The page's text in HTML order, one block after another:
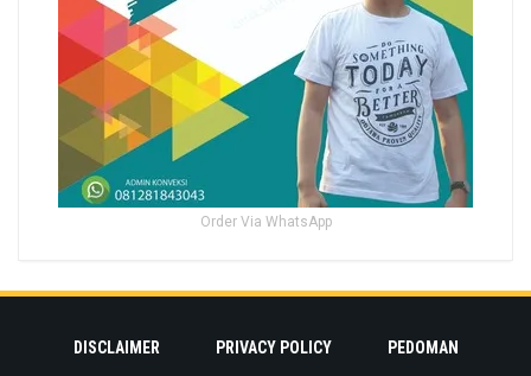
Order Via WhatsApp
DISCLAIMER PRIVACY POLICY PEDOMAN